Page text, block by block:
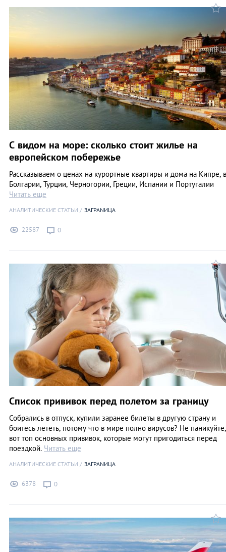
C видом на море: сколько стоит жилье на
европейском побережье
Рассказываем о ценах на курортные квартиры и дома на Кипре, в
Болгарии, Турции, Черногории, Греции, Испании и Португалии
Читать еще
АНАЛИТИЧЕСКИЕ СТАТЬИ ЗАГРАNИЦА
22587 0
Список прививок перед полетом за границу
Собрались в отпуск, купили заранее билеты в другую страну и
боитесь лететь, потому что в мире полно вирусов? Не паникуйте,
вот топ основных прививок, которые могут пригодиться перед
поездкой. Читать еще
АНАЛИТИЧЕСКИЕ СТАТЬИ ЗАГРАNИЦА
6378 0